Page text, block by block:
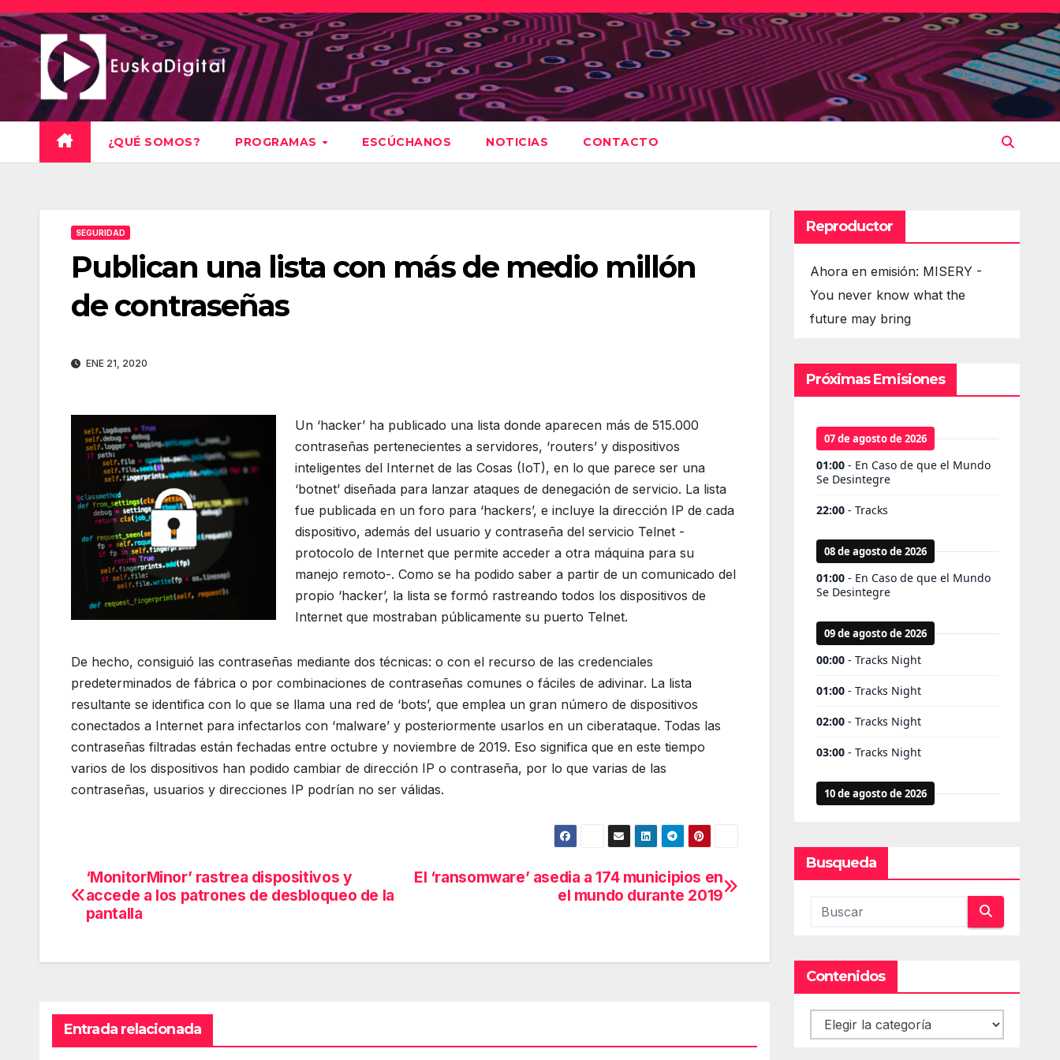
Saltar
al
contenido
¿QUÉ SOMOS? PROGRAMAS ESCÚCHANOS NOTICIAS CONTACTO
SEGURIDAD
Publican una lista con más de medio millón
de contraseñas
ENE 21, 2020
Un ‘hacker’ ha publicado una lista donde aparecen más de 515.000
contraseñas pertenecientes a servidores, ‘routers’ y dispositivos
inteligentes del Internet de las Cosas (IoT), en lo que parece ser una
‘botnet’ diseñada para lanzar ataques de denegación de servicio. La lista
fue publicada en un foro para ‘hackers’, e incluye la dirección IP de cada
dispositivo, además del usuario y contraseña del servicio Telnet -
protocolo de Internet que permite acceder a otra máquina para su
manejo remoto-. Como se ha podido saber a partir de un comunicado del
propio ‘hacker’, la lista se formó rastreando todos los dispositivos de
Internet que mostraban públicamente su puerto Telnet.
De hecho, consiguió las contraseñas mediante dos técnicas: o con el recurso de las credenciales
predeterminados de fábrica o por combinaciones de contraseñas comunes o fáciles de adivinar. La lista
resultante se identifica con lo que se llama una red de ‘bots’, que emplea un gran número de dispositivos
conectados a Internet para infectarlos con ‘malware’ y posteriormente usarlos en un ciberataque. Todas las
contraseñas filtradas están fechadas entre octubre y noviembre de 2019. Eso significa que en este tiempo
varios de los dispositivos han podido cambiar de dirección IP o contraseña, por lo que varias de las
contraseñas, usuarios y direcciones IP podrían no ser válidas.
Navegación
de
El ‘ransomware’ asedia a 174 municipios en
el mundo durante 2019
‘MonitorMinor’ rastrea dispositivos y
accede a los patrones de desbloqueo de la
pantalla
Entrada relacionada
Reproductor
Ahora en emisión: MISERY -
You never know what the
future may bring
Próximas Emisiones
Busqueda
Contenidos
Contenidos